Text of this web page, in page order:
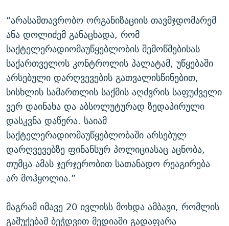
“არასამთავრობო ორგანიზაციის თავმჯდომარემ
ანა დოლიძემ განაცხადა, რომ
საქტელერადიომაუწყებლობის შემოწმებისას
საქართველოს კონტროლის პალატამ, უწყებაში
არსებული დარღვევების გათვალისწინებით,
სისხლის სამართლის საქმის აღძვრის საფუძველი
ვერ დაინახა და აბსოლუტურად ზედაპირული
დასკვნა დაწერა. საიამ
საქტელერადიომაუწყებლობაში არსებულ
დარღვევებზე ფინანსურ პოლიციასაც აცნობა,
თუმცა ამას ჯერჯერობით სათანადო რეაგირება
არ მოჰყოლია.”
მაგრამ იმავე 20 ივლისს მოხდა ამბავი, რომლის
გაშუქებამ ბეჭდვით მედიაში გადაფარა